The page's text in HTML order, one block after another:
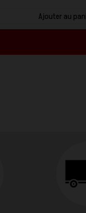
Ajouter au